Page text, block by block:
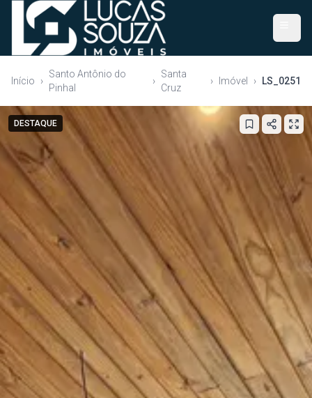
Início ›
Santo Antônio do
Pinhal
›
Santa
Cruz
› Imóvel › LS_0251
DESTAQUE